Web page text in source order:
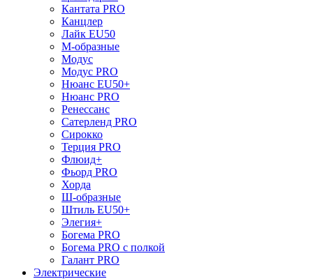
Кантата PRO
Канцлер
Лайк EU50
М-образные
Модус
Модус PRO
Нюанс EU50+
Нюанс PRO
Ренессанс
Сатерленд PRO
Сирокко
Терция PRO
Флюид+
Фьорд PRO
Хорда
Ш-образные
Штиль EU50+
Элегия+
Богема PRO
Богема PRO с полкой
Галант PRO
Электрические